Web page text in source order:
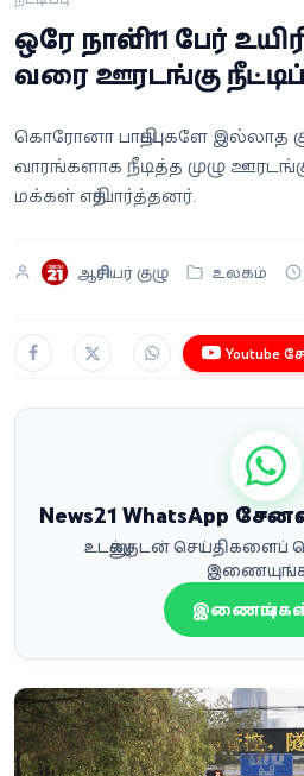
வீடியோ
வணிகம்
கட்டுரை
வெப்ஸ்டோரி
தமிழ்
ஒரே நாளில் 11 பேர்
வரை ஊரடங்கு
கொரோனா பாதிப்புகளே இல்லாத
வாரங்களாக நீடித்த முழு
மக்கள் எதிர்பார்த்தனர்.
ஆசிரியர் குழு உலகம்
Youtube
News21 WhatsApp
உடனுக்குடன்